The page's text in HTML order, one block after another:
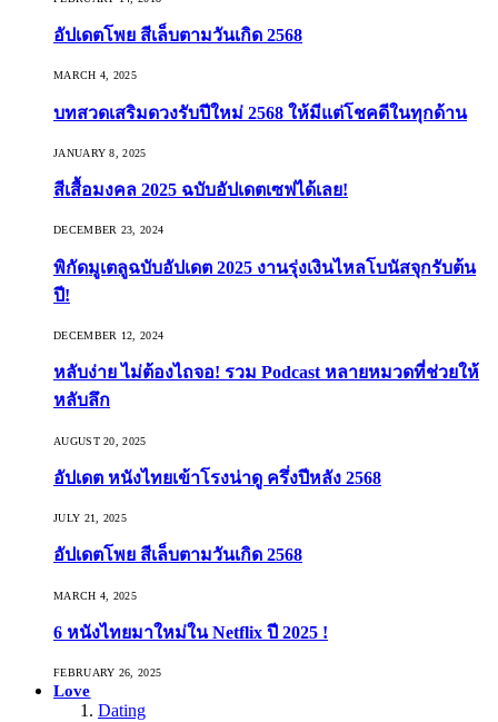
อัปเดตโพย สีเล็บตามวันเกิด 2568
MARCH 4, 2025
บทสวดเสริมดวงรับปีใหม่ 2568 ให้มีแต่โชคดีในทุกด้าน
JANUARY 8, 2025
สีเสื้อมงคล 2025 ฉบับอัปเดตเซฟได้เลย!
DECEMBER 23, 2024
พิกัดมูเตลูฉบับอัปเดต 2025 งานรุ่งเงินไหลโบนัสจุกรับต้น
ปี!
DECEMBER 12, 2024
หลับง่าย ไม่ต้องไถจอ! รวม Podcast หลายหมวดที่ช่วยให้
หลับลึก
AUGUST 20, 2025
อัปเดต หนังไทยเข้าโรงน่าดู ครึ่งปีหลัง 2568
JULY 21, 2025
อัปเดตโพย สีเล็บตามวันเกิด 2568
MARCH 4, 2025
6 หนังไทยมาใหม่ใน Netflix ปี 2025 !
FEBRUARY 26, 2025
Love
Dating